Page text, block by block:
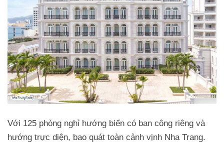
Với 125 phòng nghỉ hướng biển có ban công riêng và
hướng trực diện, bao quát toàn cảnh vịnh Nha Trang.